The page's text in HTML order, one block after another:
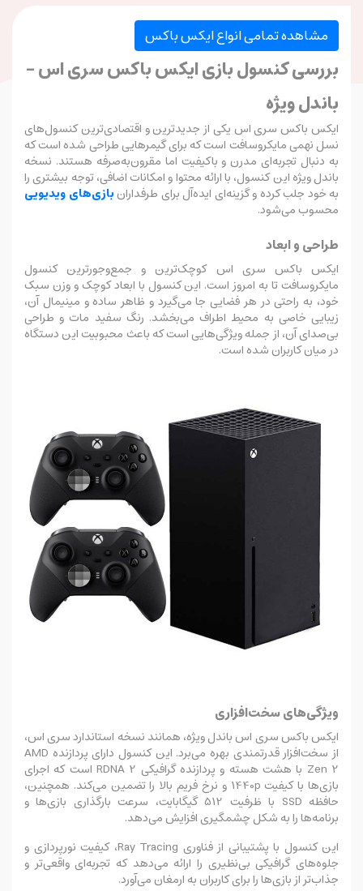
مشاهده تمامی انواع ایکس باکس
بررسی کنسول بازی ایکس باکس سری اس -
باندل ویژه
ایکس باکس سری اس یکی از جدیدترین و اقتصادی‌ترین کنسول‌های
نسل نهمی مایکروسافت است که برای گیمرهایی طراحی شده است که
به دنبال تجربه‌ای مدرن و باکیفیت اما مقرون‌به‌صرفه هستند. نسخه
باندل ویژه این کنسول، با ارائه محتوا و امکانات اضافی، توجه بیشتری را
به خود جلب کرده و گزینه‌ای ایده‌آل برای طرفداران بازی‌های ویدیویی
محسوب می‌شود.
طراحی و ابعاد
ایکس باکس سری اس کوچک‌ترین و جمع‌وجورترین کنسول
مایکروسافت تا به امروز است. این کنسول با ابعاد کوچک و وزن سبک
خود، به راحتی در هر فضایی جا می‌گیرد و ظاهر ساده و مینیمال آن،
زیبایی خاصی به محیط اطراف می‌بخشد. رنگ سفید مات و طراحی
بی‌صدای آن، از جمله ویژگی‌هایی است که باعث محبوبیت این دستگاه
در میان کاربران شده است.
ویژگی‌های سخت‌افزاری
ایکس باکس سری اس باندل ویژه، همانند نسخه استاندارد سری اس،
از سخت‌افزار قدرتمندی بهره می‌برد. این کنسول دارای پردازنده AMD
Zen 2 با هشت هسته و پردازنده گرافیکی RDNA 2 است که اجرای
بازی‌ها با کیفیت 1440p و نرخ فریم بالا را تضمین می‌کند. همچنین،
حافظه SSD با ظرفیت 512 گیگابایت، سرعت بارگذاری بازی‌ها و
برنامه‌ها را به شکل چشمگیری افزایش می‌دهد.
این کنسول با پشتیبانی از فناوری Ray Tracing، کیفیت نورپردازی و
جلوه‌های گرافیکی بی‌نظیری را ارائه می‌دهد که تجربه‌ای واقعی‌تر و
جذاب‌تر از بازی‌ها را برای کاربران به ارمغان می‌آورد.